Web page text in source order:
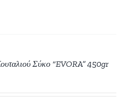
Σύκο “EVORA” 450gr